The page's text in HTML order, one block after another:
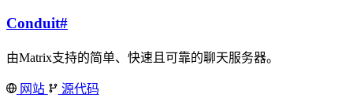
Conduit#
由Matrix支持的简单、快速且可靠的聊天服务器。
网站 源代码